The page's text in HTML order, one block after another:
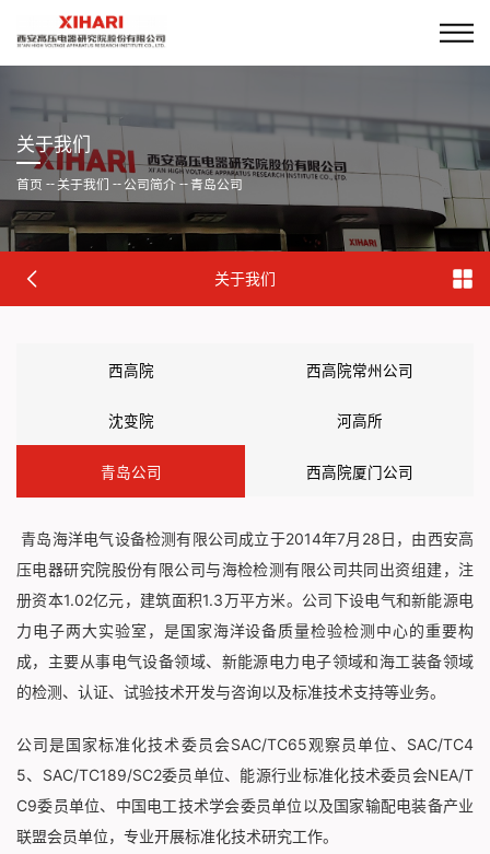
关于我们
首页 -- 关于我们 -- 公司简介 -- 青岛公司
关于我们
西高院 西高院常州公司
沈变院 河高所
青岛公司 西高院厦门公司
青岛海洋电气设备检测有限公司成立于2014年7月28日，由西安高
压电器研究院股份有限公司与海检检测有限公司共同出资组建，注
册资本1.02亿元，建筑面积1.3万平方米。公司下设电气和新能源电
力电子两大实验室，是国家海洋设备质量检验检测中心的重要构
成，主要从事电气设备领域、新能源电力电子领域和海工装备领域
的检测、认证、试验技术开发与咨询以及标准技术支持等业务。
公司是国家标准化技术委员会SAC/TC65观察员单位、SAC/TC4
5、SAC/TC189/SC2委员单位、能源行业标准化技术委员会NEA/T
C9委员单位、中国电工技术学会委员单位以及国家输配电装备产业
联盟会员单位，专业开展标准化技术研究工作。